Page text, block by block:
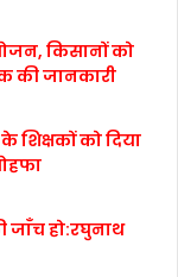
किसानों को
की जानकारी
शिक्षकों को दिया
जाँच हो:रघुनाथ